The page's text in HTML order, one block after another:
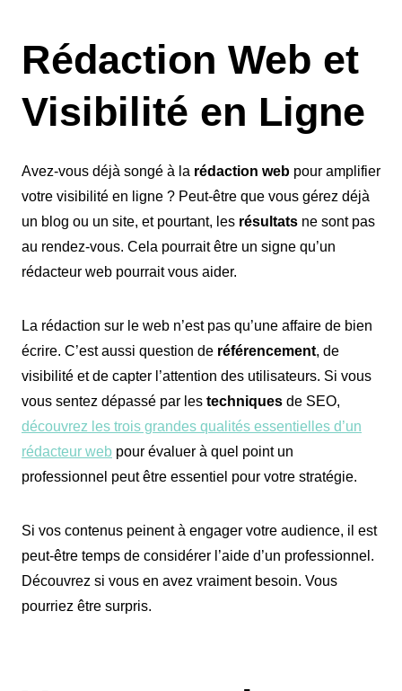
Rédaction Web et
Visibilité en Ligne
Avez-vous déjà songé à la rédaction web pour amplifier
votre visibilité en ligne ? Peut-être que vous gérez déjà
un blog ou un site, et pourtant, les résultats ne sont pas
au rendez-vous. Cela pourrait être un signe qu’un
rédacteur web pourrait vous aider.
La rédaction sur le web n’est pas qu’une affaire de bien
écrire. C’est aussi question de référencement, de
visibilité et de capter l’attention des utilisateurs. Si vous
vous sentez dépassé par les techniques de SEO,
découvrez les trois grandes qualités essentielles d’un
rédacteur web pour évaluer à quel point un
professionnel peut être essentiel pour votre stratégie.
Si vos contenus peinent à engager votre audience, il est
peut-être temps de considérer l’aide d’un professionnel.
Découvrez si vous en avez vraiment besoin. Vous
pourriez être surpris.